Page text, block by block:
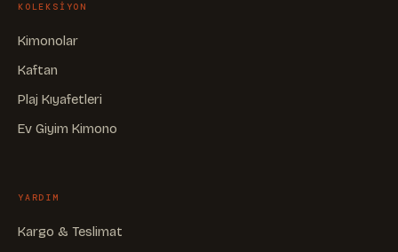
KOLEKSIYON
Kimonolar
Kaftan
Plaj Kıyafetleri
Ev Giyim Kimono
YARDIM
Kargo & Teslimat